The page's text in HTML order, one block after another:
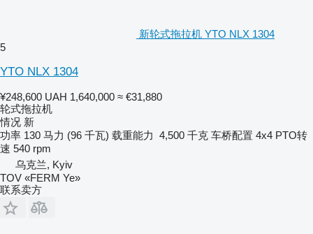
新轮式拖拉机 YTO NLX 1304
5
YTO NLX 1304
¥248,600 UAH 1,640,000 ≈ €31,880
轮式拖拉机
情况 新
功率 130 马力 (96 千瓦) 载重能力 4,500 千克 车桥配置 4x4 PTO转
速 540 rpm
乌克兰, Kyiv
TOV «FERM Ye»
联系卖方